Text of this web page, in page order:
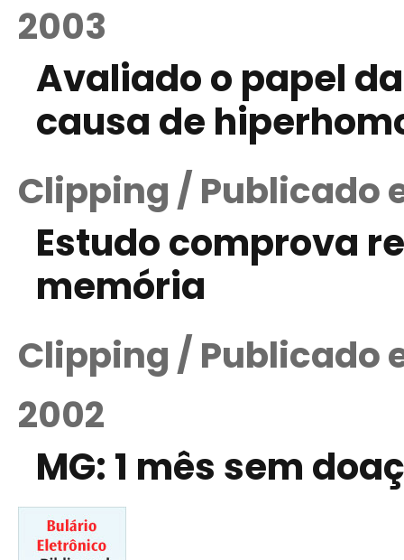
2003
Avaliado o papel
causa de
Clipping / Publicado
Estudo comprova
memória
Clipping / Publicado
2002
MG: 1 mês sem